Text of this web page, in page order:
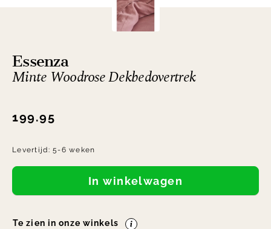
Essenza
Minte Woodrose Dekbedovertrek
199.95
Levertijd:5-6 weken
In winkelwagen
Te zien in onze winkels